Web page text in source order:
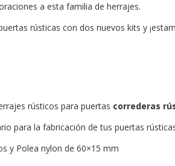
a esta familia de herrajes.
rústicas con dos nuevos kits y
rústicos para puertas correderas
para la fabricación de tus puertas
y Polea nylon de 60×15 mm